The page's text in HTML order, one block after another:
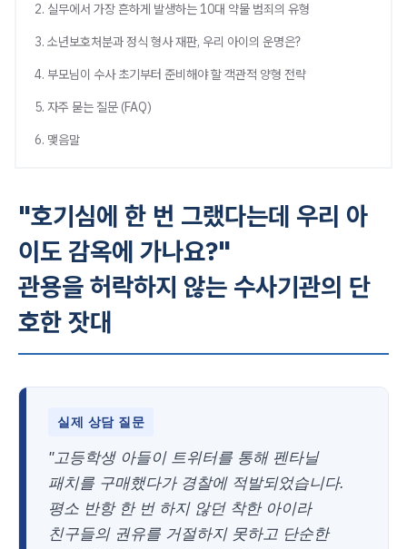
2. 실무에서 가장 흔하게 발생하는 10대 약물 범죄의 유형
3. 소년보호처분과 정식 형사 재판, 우리 아이의 운명은?
4. 부모님이 수사 초기부터 준비해야 할 객관적 양형 전략
5. 자주 묻는 질문 (FAQ)
6. 맺음말
"호기심에 한 번 그랬다는데 우리 아
이도 감옥에 가나요?"
관용을 허락하지 않는 수사기관의 단
호한 잣대
실제 상담 질문
"고등학생 아들이 트위터를 통해 펜타닐
패치를 구매했다가 경찰에 적발되었습니다.
평소 반항 한 번 하지 않던 착한 아이라
친구들의 권유를 거절하지 못하고 단순한